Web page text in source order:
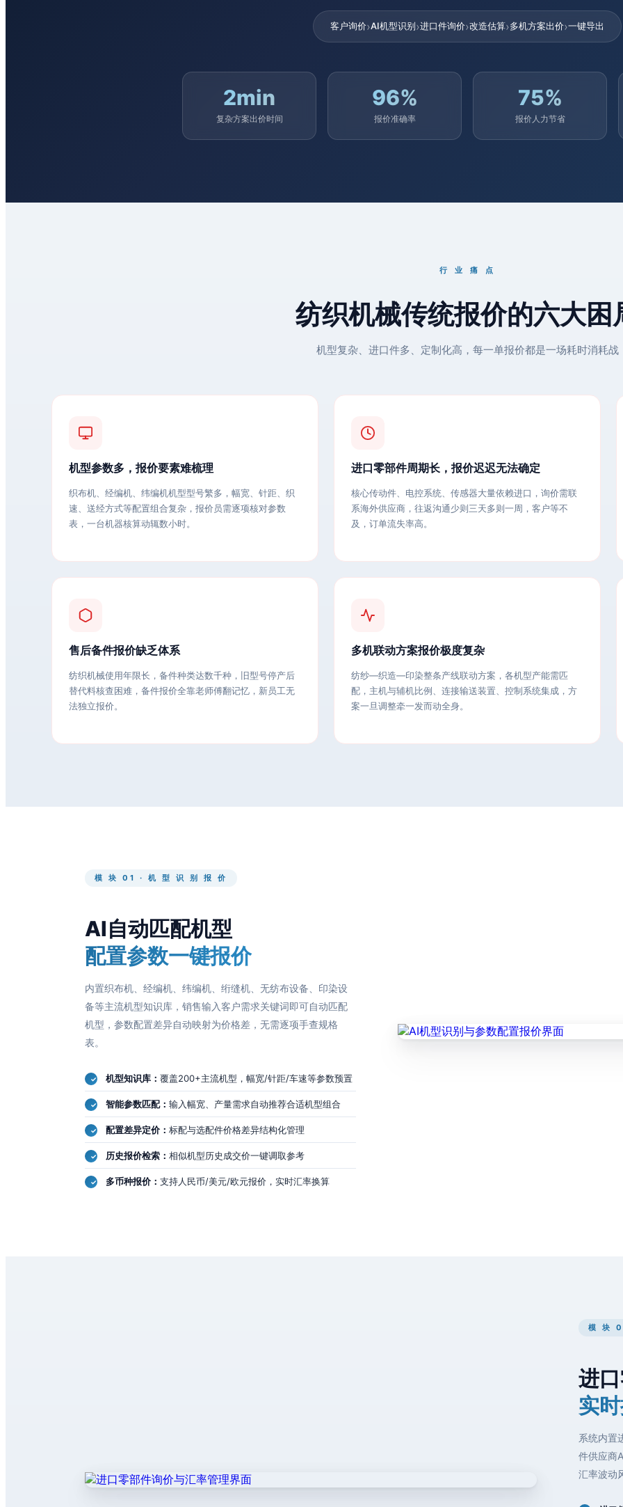
客户询价›AI机型识别›进口件询价›改造估算›多机方案出价›一键导出
2min
复杂方案出价时间
96%
报价准确率
75%
报价人力节省
行 业 痛 点
纺织机械传统报价的六大困
机型复杂、进口件多、定制化高，每一单报价都是一场耗时消耗战
机型参数多，报价要素难梳理
织布机、经编机、纬编机机型型号繁多，幅宽、针距、织
速、送经方式等配置组合复杂，报价员需逐项核对参数
表，一台机器核算动辄数小时。
进口零部件周期长，报价迟迟无法确定
核心传动件、电控系统、传感器大量依赖进口，询价需联
系海外供应商，往返沟通少则三天多则一周，客户等不
及，订单流失率高。
售后备件报价缺乏体系
纺织机械使用年限长，备件种类达数千种，旧型号停产后
替代料核查困难，备件报价全靠老师傅翻记忆，新员工无
法独立报价。
多机联动方案报价极度复杂
纺纱—织造—印染整条产线联动方案，各机型产能需匹
配，主机与辅机比例、连接输送装置、控制系统集成，方
案一旦调整牵一发而动全身。
模 块 01 · 机 型 识 别 报 价
AI自动匹配机型
配置参数一键报价
内置织布机、经编机、纬编机、绗缝机、无纺布设备、印染设
备等主流机型知识库，销售输入客户需求关键词即可自动匹配
机型，参数配置差异自动映射为价格差，无需逐项手查规格
表。
机型知识库： 覆盖200+主流机型，幅宽/针距/车速等参数预置
智能参数匹配： 输入幅宽、产量需求自动推荐合适机型组合
配置差异定价： 标配与选配件价格差异结构化管理
历史报价检索： 相似机型历史成交价一键调取参考
多币种报价： 支持人民币/美元/欧元报价，实时汇率换算
模 块
进
实
系统内置
件供应商
汇率波动